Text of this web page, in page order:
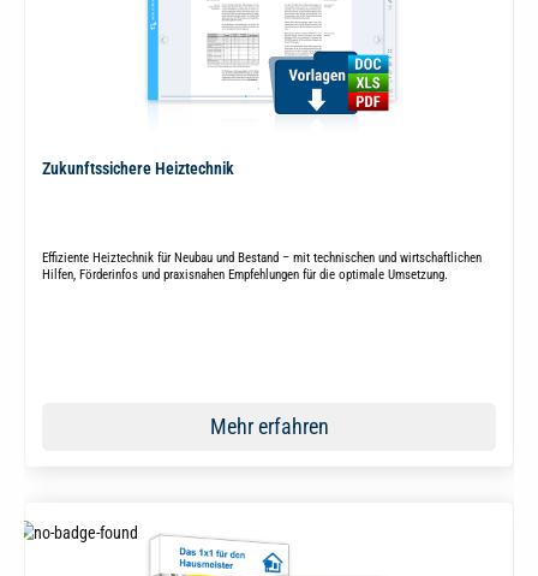
Zukunftssichere Heiztechnik
Effiziente Heiztechnik für Neubau und Bestand – mit technischen und wirtschaftlichen
Hilfen, Förderinfos und praxisnahen Empfehlungen für die optimale Umsetzung.
Mehr erfahren